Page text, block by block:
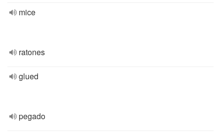
mice
ratones
glued
pegado